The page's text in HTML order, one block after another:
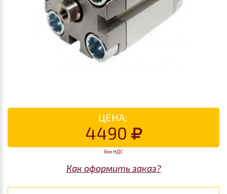
ЦЕНА:
4490
без НДС
Как оформить заказ?